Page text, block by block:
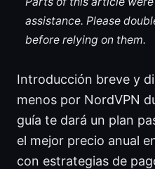
assistance. Please
before relying on them.
Introducción breve y
menos por NordVPN
guía te dará un plan
el mejor precio anual
con estrategias de